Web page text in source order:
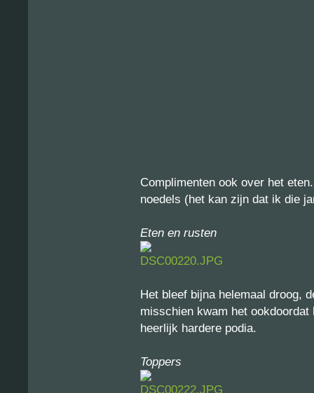
Complimenten ook over het
noedels (het kan zijn dat ik die
Eten en rusten
Het bleef bijna helemaal droog,
misschien kwam het
heerlijk hardere podia.
Toppers